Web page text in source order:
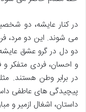
در کنار عایشه، دو
می شوند. این دو مرد،
دو دل در گرو عشق
و احسان، فردی متفکر و
در برابر وطن هستند.
پیچیدگی های عاطفی
داستان، اشغال ازمیر و